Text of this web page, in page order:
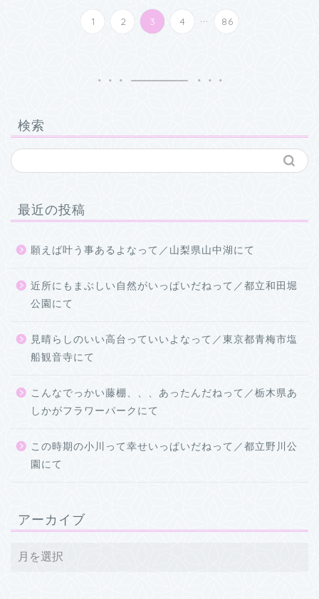
1 2 3 4 ... 86
検索
最近の投稿
願えば叶う事あるよなって／山梨県山中湖にて
近所にもまぶしい自然がいっぱいだねって／都立和田堀
公園にて
見晴らしのいい高台っていいよなって／東京都青梅市塩
船観音寺にて
こんなでっかい藤棚、、、あったんだねって／栃木県あ
しかがフラワーパークにて
この時期の小川って幸せいっぱいだねって／都立野川公
園にて
アーカイブ